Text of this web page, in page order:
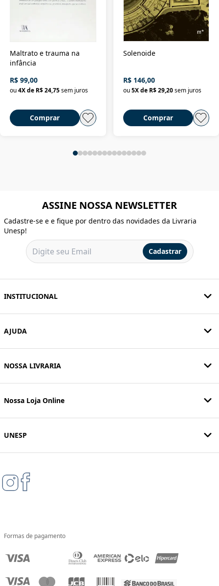
Maltrato e trauma na
infância
R$ 99,00
ou4X de R$ 24,75sem juros
Comprar
Solenoide
R$ 146,00
ou 5X de R$ 29,20 sem juros
Comprar
ASSINE NOSSA NEWSLETTER
Cadastre-se e e fique por dentro das novidades da Livraria
Unesp!
Cadastrar
INSTITUCIONAL
AJUDA
NOSSA LIVRARIA
Nossa Loja Online
UNESP
Formas de pagamento